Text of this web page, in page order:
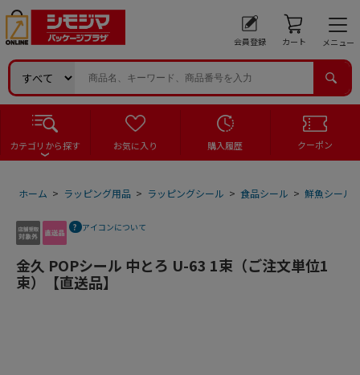
会員登録 カート メニュー
カテゴリから探す お気に入り 購入履歴 クーポン
ホーム > ラッピング用品 > ラッピングシール > 食品シール > 鮮魚シール
アイコンについて
金久 POPシール 中とろ U-63 1束（ご注文単位1
束）【直送品】